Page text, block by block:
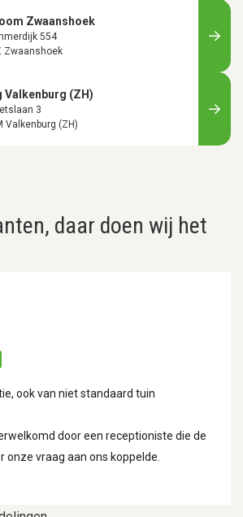
Zwaanshoek
554
Zwaanshoek
Valkenburg (ZH)
3
Valkenburg (ZH)
daar doen wij het
ook van niet standaard tuin
door een receptioniste die de
onze vraag aan ons koppelde.